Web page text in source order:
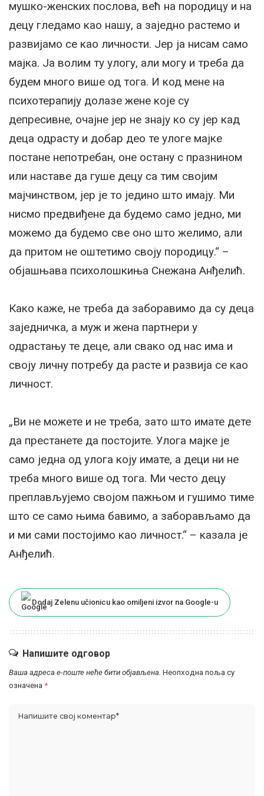
мушко-женских послова, већ на породицу и на
децу гледамо као нашу, а заједно растемо и
развијамо се као личности. Јер ја нисам само
мајка. Ја волим ту улогу, али могу и треба да
будем много више од тога. И код мене на
психотерапију долазе жене које су
депресивне, очајне јер не знају ко су јер кад
деца одрасту и добар део те улоге мајке
постане непотребан, оне остану с празнином
или наставе да гуше децу са тим својим
мајчинством, јер је то једино што имају. Ми
нисмо предвиђене да будемо само једно, ми
можемо да будемо све оно што желимо, али
да притом не оштетимо своју породицу.“ –
објашњава психолошкиња Снежана Анђелић.
Како каже, не треба да заборавимо да су деца
заједничка, а муж и жена партнери у
одрастању те деце, али свако од нас има и
своју личну потребу да расте и развија се као
личност.
„Ви не можете и не треба, зато што имате дете
да престанете да постојите. Улога мајке је
само једна од улога коју имате, а деци ни не
треба много више од тога. Ми често децу
преплављујемо својом пажњом и гушимо тиме
што се само њима бавимо, а заборављамо да
и ми сами постојимо као личност.“ – казала је
Анђелић.
Dodaj Zelenu učionicu kao omiljeni izvor na Google-u
Напишите одговор
Ваша адреса е-поште неће бити објављена. Неопходна поља су
означена *